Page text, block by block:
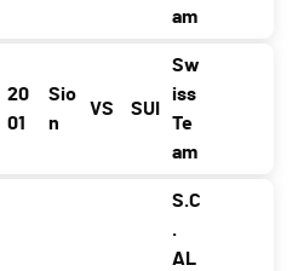
am
20
01
Sio
n
VS SUI
Sw
iss
Te
am
S.C
.
AL